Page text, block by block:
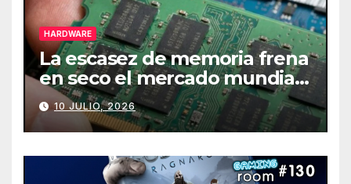
HARDWARE
La escasez de memoria frena
en seco el mercado mundial
de PCs
10 JULIO, 2026